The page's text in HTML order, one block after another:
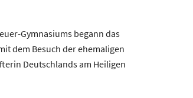
Gymnasiums begann das
dem Besuch der ehemaligen
Deutschlands am Heiligen